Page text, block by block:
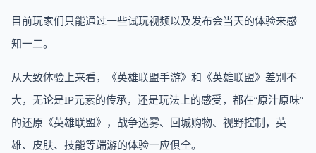
目前玩家们只能通过一些试玩视频以及发布会当天的体验来感
知一二。
从大致体验上来看，《英雄联盟手游》和《英雄联盟》差别不
大，无论是IP元素的传承，还是玩法上的感受，都在“原汁原味”
的还原《英雄联盟》，战争迷雾、回城购物、视野控制，英
雄、皮肤、技能等端游的体验一应俱全。